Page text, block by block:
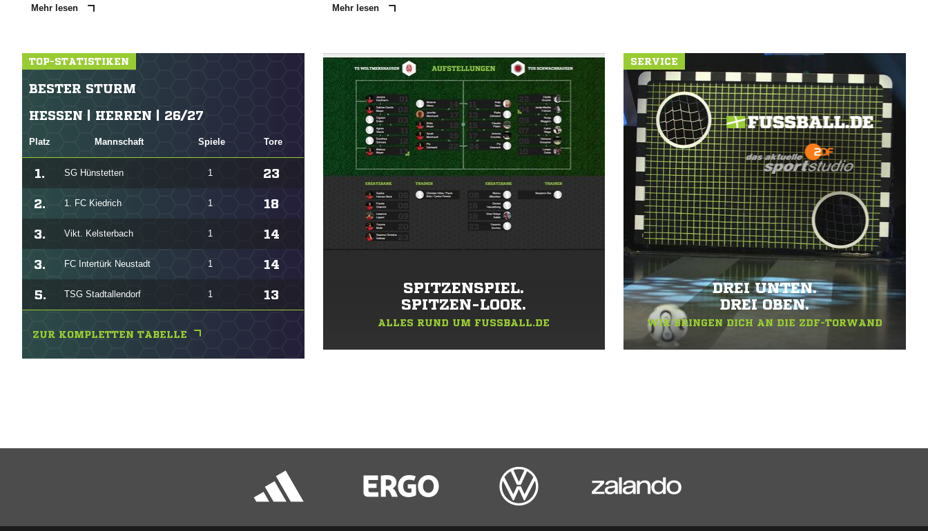
Mehr lesen Mehr lesen
TOP-STATISTIKEN
BESTER STURM
HESSEN | HERREN | 26/27
Platz Mannschaft Spiele Tore
1. SG Hünstetten 1 23
2. 1. FC Kiedrich 1 18
3. Vikt. Kelsterbach 1 14
3. FC Intertürk Neustadt 1 14
5. TSG Stadtallendorf 1 13
ZUR KOMPLETTEN TABELLE
SPITZENSPIEL.
SPITZEN-LOOK.
ALLES RUND UM FUSSBALL.DE
SERVICE
DREI UNTEN.
DREI OBEN.
WIR BRINGEN DICH AN DIE ZDF-TORWAND